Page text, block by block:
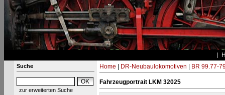
Suche
zur erweiterten Suche
Home DR-Neubaulokomotiven BR 99.77-
Fahrzeugportrait LKM 32025